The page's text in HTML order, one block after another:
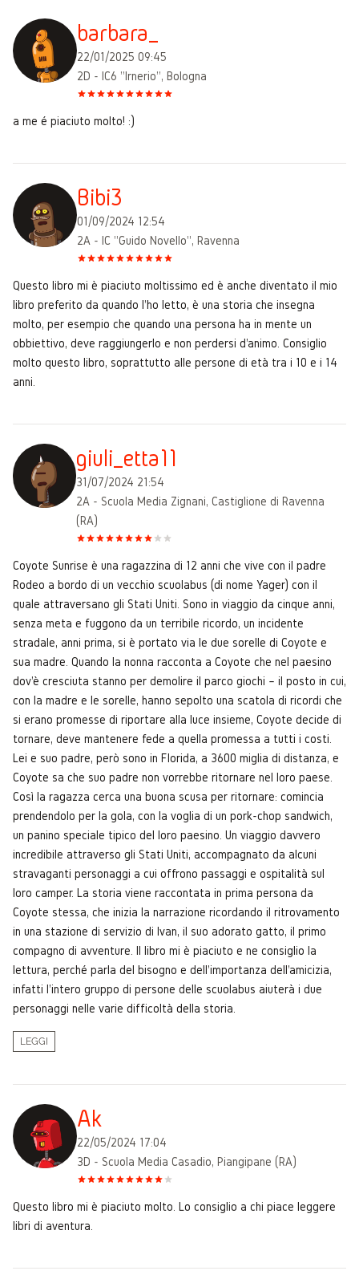
barbara_
22/01/2025 09:45
2D - IC6 "Irnerio", Bologna
a me é piaciuto molto! :)
Bibi3
01/09/2024 12:54
2A - IC "Guido Novello", Ravenna
Questo libro mi è piaciuto moltissimo ed è anche diventato il mio
libro preferito da quando l'ho letto, è una storia che insegna
molto, per esempio che quando una persona ha in mente un
obbiettivo, deve raggiungerlo e non perdersi d'animo. Consiglio
molto questo libro, soprattutto alle persone di età tra i 10 e i 14
anni.
giuli_etta11
31/07/2024 21:54
2A - Scuola Media Zignani, Castiglione di Ravenna
(RA)
Coyote Sunrise è una ragazzina di 12 anni che vive con il padre
Rodeo a bordo di un vecchio scuolabus (di nome Yager) con il
quale attraversano gli Stati Uniti. Sono in viaggio da cinque anni,
senza meta e fuggono da un terribile ricordo, un incidente
stradale, anni prima, si è portato via le due sorelle di Coyote e
sua madre. Quando la nonna racconta a Coyote che nel paesino
dov'è cresciuta stanno per demolire il parco giochi – il posto in cui,
con la madre e le sorelle, hanno sepolto una scatola di ricordi che
si erano promesse di riportare alla luce insieme, Coyote decide di
tornare, deve mantenere fede a quella promessa a tutti i costi.
Lei e suo padre, però sono in Florida, a 3600 miglia di distanza, e
Coyote sa che suo padre non vorrebbe ritornare nel loro paese.
Così la ragazza cerca una buona scusa per ritornare: comincia
prendendolo per la gola, con la voglia di un pork-chop sandwich,
un panino speciale tipico del loro paesino. Un viaggio davvero
incredibile attraverso gli Stati Uniti, accompagnato da alcuni
stravaganti personaggi a cui offrono passaggi e ospitalità sul
loro camper. La storia viene raccontata in prima persona da
Coyote stessa, che inizia la narrazione ricordando il ritrovamento
in una stazione di servizio di Ivan, il suo adorato gatto, il primo
compagno di avventure. Il libro mi è piaciuto e ne consiglio la
lettura, perché parla del bisogno e dell'importanza dell'amicizia,
infatti l'intero gruppo di persone delle scuolabus aiuterà i due
personaggi nelle varie difficoltà della storia.
LEGGI
Ak
22/05/2024 17:04
3D - Scuola Media Casadio, Piangipane (RA)
Questo libro mi è piaciuto molto. Lo consiglio a chi piace leggere
libri di aventura.